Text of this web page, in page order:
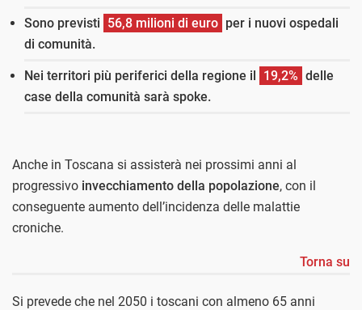
Sono previsti 56,8 milioni di euro per i nuovi ospedali
di comunità.
Nei territori più periferici della regione il 19,2% delle
case della comunità sarà spoke.
Anche in Toscana si assisterà nei prossimi anni al
progressivo invecchiamento della popolazione, con il
conseguente aumento dell’incidenza delle malattie
croniche.
Torna su
Si prevede che nel 2050 i toscani con almeno 65 anni